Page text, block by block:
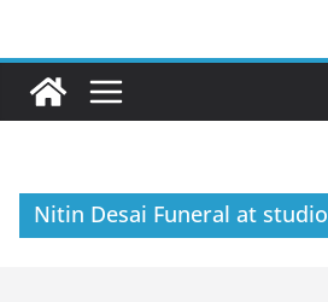
content
Nitin Desai Funeral at studio